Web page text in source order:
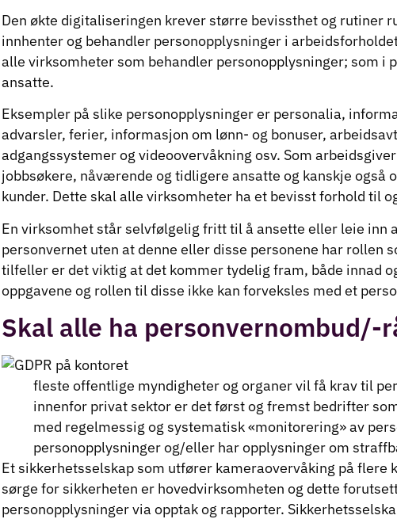
Den økte digitaliseringen krever større bevissthet og rutiner
innhenter og behandler personopplysninger i
alle virksomheter som behandler personopplysninger; som i
ansatte.
Eksempler på slike personopplysninger er personalia,
advarsler, ferier, informasjon om lønn- og bonuser,
adgangssystemer og videoovervåkning osv. Som
jobbsøkere, nåværende og tidligere ansatte og kanskje også
kunder. Dette skal alle virksomheter ha et bevisst forhold til
En virksomhet står selvfølgelig fritt til å ansette eller leie inn
personvernet uten at denne eller disse personene har rollen
tilfeller er det viktig at det kommer tydelig fram, både innad
oppgavene og rollen til disse ikke kan forveksles med et
Skal alle ha personvernombud/-
fleste offentlige myndigheter og organer vil få krav til
innenfor privat sektor er det først og fremst bedrifter
med regelmessig og systematisk «monitorering» av
personopplysninger og/eller har opplysninger om
Et sikkerhetsselskap som utfører kameraovervåking på flere
sørge for sikkerheten er hovedvirksomheten og dette
personopplysninger via opptak og rapporter.